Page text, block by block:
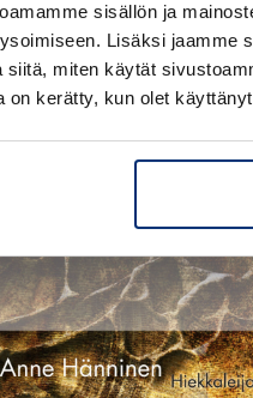
sisällön ja
Lisäksi jaamme
siitä, miten käytät
on kerätty, kun olet